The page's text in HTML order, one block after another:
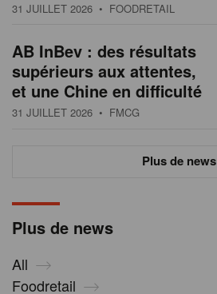
Plus de news
All
Foodretail
31 JUILLET 2026 • FOODRETAIL
AB InBev : des résultats
supérieurs aux attentes,
et une Chine en difficulté
31 JUILLET 2026 • FMCG
Plus de news